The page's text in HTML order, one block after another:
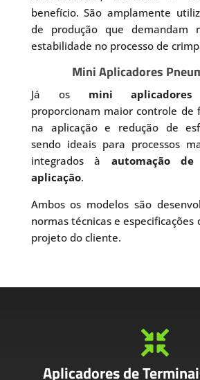
benefício. São amplamente
de produção que demandam
estabilidade no processo de
Mini Aplicadores
Já os mini aplicadores
proporcionam maior controle de
na aplicação e redução de
sendo ideais para processos
integrados à automação
aplicação.
Ambos os modelos são
normas técnicas e
projeto do cliente.

Aplicadores de